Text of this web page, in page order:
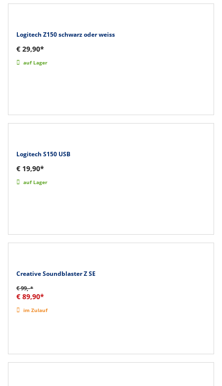
Logitech Z150 schwarz oder weiss
€ 29,90*
auf Lager
Logitech S150 USB
€ 19,90*
auf Lager
Creative Soundblaster Z SE
€ 99,-*
€ 89,90*
im Zulauf